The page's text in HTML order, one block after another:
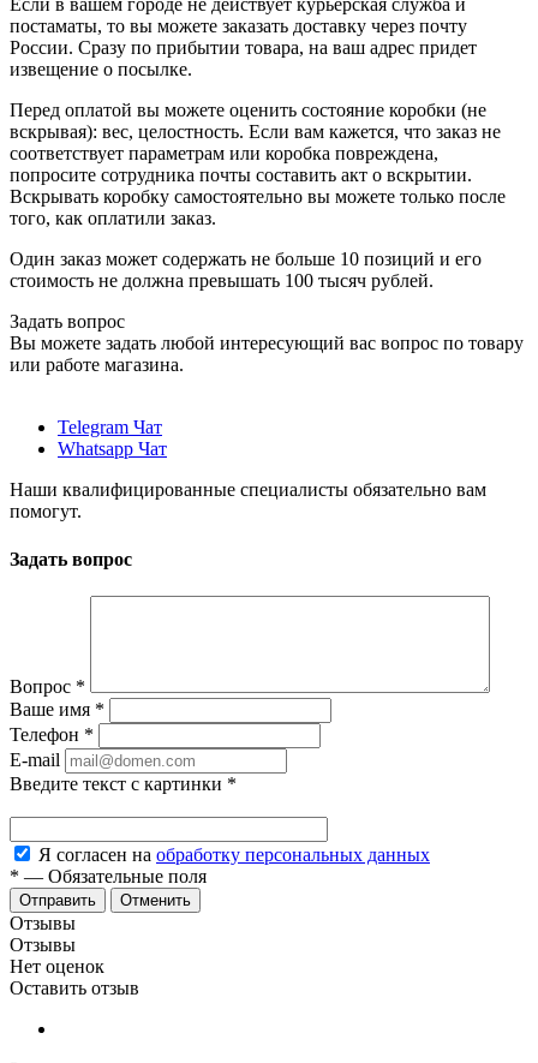
Если в вашем городе не действует курьерская служба и
постаматы, то вы можете заказать доставку через почту
России. Сразу по прибытии товара, на ваш адрес придет
извещение о посылке.
Перед оплатой вы можете оценить состояние коробки (не
вскрывая): вес, целостность. Если вам кажется, что заказ не
соответствует параметрам или коробка повреждена,
попросите сотрудника почты составить акт о вскрытии.
Вскрывать коробку самостоятельно вы можете только после
того, как оплатили заказ.
Один заказ может содержать не больше 10 позиций и его
стоимость не должна превышать 100 тысяч рублей.
Задать вопрос
Вы можете задать любой интересующий вас вопрос по товару
или работе магазина.
Telegram Чат
Whatsapp Чат
Наши квалифицированные специалисты обязательно вам
помогут.
Задать вопрос
Вопрос *
Ваше имя *
Телефон *
E-mail
Введите текст с картинки *
Я согласен на обработку персональных данных
* — Обязательные поля
Отменить
Отзывы
Отзывы
Нет оценок
Оставить отзыв